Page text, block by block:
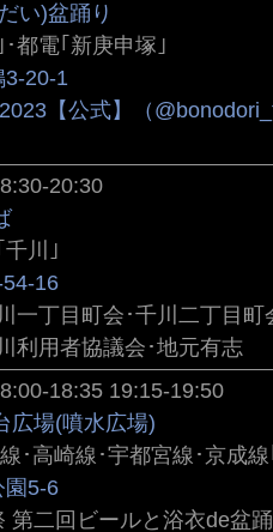
い)盆踊り
都電｢新庚申塚｣
3-20-1
【公式】（
20:30
川｣
16
一丁目町会･千川二丁目町
利用者協議会･地元有志
18:35 19:15-19:50
広場(噴水広場)
･高崎線･宇都宮線･京成
園5-6
第二回ビールと浴衣de盆